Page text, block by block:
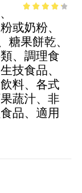
of 5
或奶粉、
糖果餅乾、
、調理食
技食品、
料、各式
蔬汁、非
品、適用